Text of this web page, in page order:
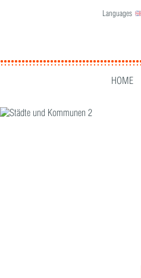
Languages
HOME